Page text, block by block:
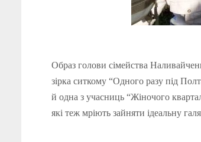
Образ голови сімейства
зірка ситкому “Одного разу під
й одна з учасниць “Жіночого
які теж мріють зайняти ідеальну